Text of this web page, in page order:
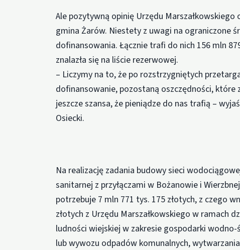
Ale pozytywną opinię Urzędu
gmina Żarów. Niestety z uwagi na ograniczone
dofinansowania. Łącznie trafi do nich 156 mln
znalazła się na liście rezerwowej.
– Liczymy na to, że po rozstrzygniętych
dofinansowanie, pozostaną oszczędności,
jeszcze szansa, że pieniądze do nas trafią –
Osiecki.
Na realizację zadania budowy sieci
sanitarnej z przyłączami w Bożanowie i
potrzebuje 7 mln 771 tys. 175 złotych, z czego
złotych z Urzędu Marszałkowskiego w ramach
ludności wiejskiej w zakresie gospodarki
lub wywozu odpadów komunalnych,